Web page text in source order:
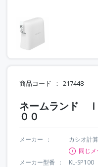
商品コード 217448
ネームランド
００
メーカー
カシオ計
同じ
メーカー型番
KL-SP100